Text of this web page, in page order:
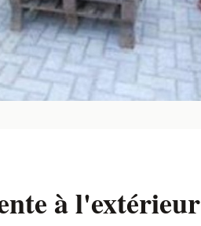
à l'extérieur